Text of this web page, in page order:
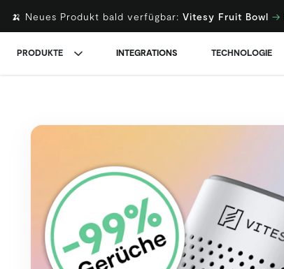
🍌 Neues Produkt bald verfügbar: Vitesy Fruit Bowl →
PRODUKTE INTEGRATIONS TECHNOLOGIE